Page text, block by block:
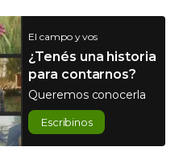
El campo y vos
¿Tenés una historia
para contarnos?
Queremos conocerla
Escribinos